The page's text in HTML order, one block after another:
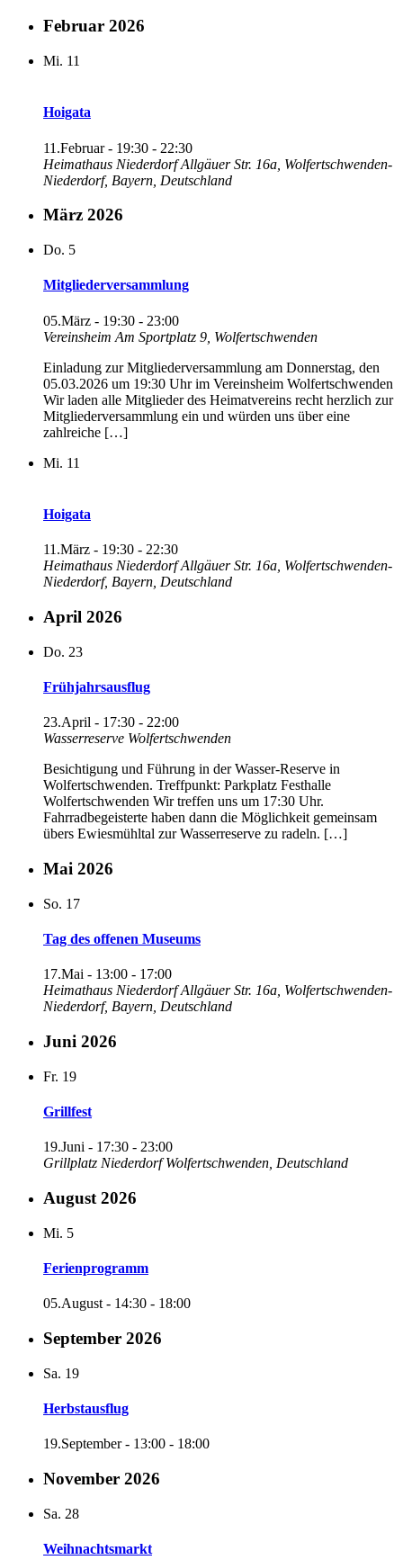
Februar 2026
Mi. 11
Hoigata
11.Februar - 19:30 - 22:30
Heimathaus NiederdorfAllgäuer Str. 16a, Wolfertschwenden-
Niederdorf, Bayern, Deutschland
März 2026
Do. 5
Mitgliederversammlung
05.März - 19:30 - 23:00
Vereinsheim Am Sportplatz 9, Wolfertschwenden
Einladung zur Mitgliederversammlung am Donnerstag, den
05.03.2026 um 19:30 Uhr im Vereinsheim Wolfertschwenden
Wir laden alle Mitglieder des Heimatvereins recht herzlich zur
Mitgliederversammlung ein und würden uns über eine
zahlreiche […]
Mi. 11
Hoigata
11.März - 19:30 - 22:30
Heimathaus NiederdorfAllgäuer Str. 16a, Wolfertschwenden-
Niederdorf, Bayern, Deutschland
April 2026
Do. 23
Frühjahrsausflug
23.April - 17:30 - 22:00
Wasserreserve Wolfertschwenden
Besichtigung und Führung in der Wasser-Reserve in
Wolfertschwenden. Treffpunkt: Parkplatz Festhalle
Wolfertschwenden Wir treffen uns um 17:30 Uhr.
Fahrradbegeisterte haben dann die Möglichkeit gemeinsam
übers Ewiesmühltal zur Wasserreserve zu radeln. […]
Mai 2026
So. 17
Tag des offenen Museums
17.Mai - 13:00 - 17:00
Heimathaus NiederdorfAllgäuer Str. 16a, Wolfertschwenden-
Niederdorf, Bayern, Deutschland
Juni 2026
Fr. 19
Grillfest
19.Juni - 17:30 - 23:00
Grillplatz NiederdorfWolfertschwenden, Deutschland
August 2026
Mi. 5
Ferienprogramm
05.August - 14:30 - 18:00
September 2026
Sa. 19
Herbstausflug
19.September - 13:00 - 18:00
November 2026
Sa. 28
Weihnachtsmarkt